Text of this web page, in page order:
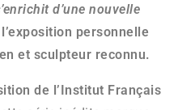
d’une nouvelle
l’exposition personnelle
et sculpteur reconnu.
de l’Institut Français